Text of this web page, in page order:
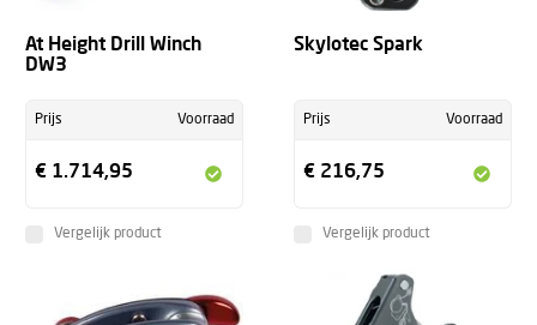
At Height Drill Winch
DW3
Prijs Voorraad
€ 1.714,95
Vergelijk product
Skylotec Spark
Prijs Voorraad
€ 216,75
Vergelijk product